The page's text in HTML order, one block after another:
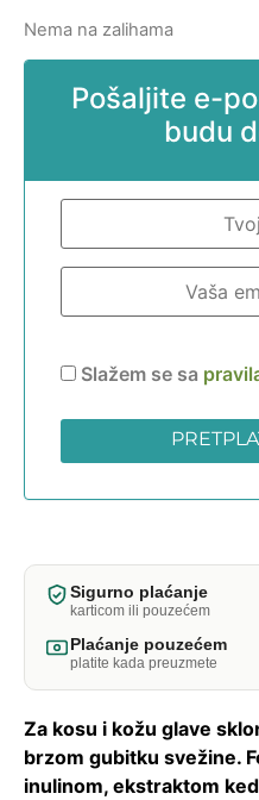
Nema na zalihama
Pošaljite e-
budu
Slažem se sa
Sigurno plaćanje
karticom ili pouzećem
Plaćanje pouzećem
platite kada preuzmete
Za kosu i kožu glave
brzom gubitku svežine.
inulinom, ekstraktom